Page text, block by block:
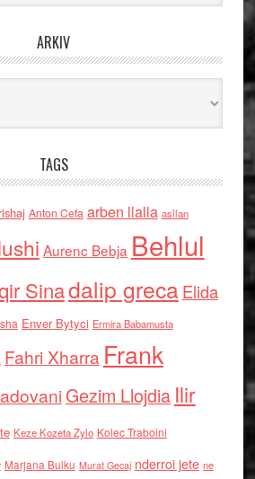
ARKIV
TAGS
Anton Cefa arben llalla asllan
Aurenc Bebja Behlul
Sinadalip grecaElida
Enver Bytyci Ermira Babamusta
Fahri Xharra Frank
Gezim Llojdia Ilir
Keze Kozeta Zylo Kolec Traboini
Marjana Bulku Murat Gecaj nderroi jete ne